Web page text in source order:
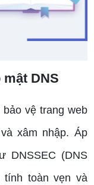
DNS
vệ trang web
xâm nhập. Áp
DNSSEC (DNS
tính toàn vẹn và